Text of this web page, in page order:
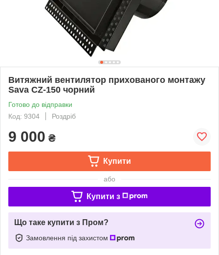
Витяжний вентилятор прихованого монтажу
Sava CZ-150 чорний
Готово до відправки
Код: 9304
Роздріб
9 000 ₴
Купити
або
Купити з
Що таке купити з Пром?
Замовлення під захистом